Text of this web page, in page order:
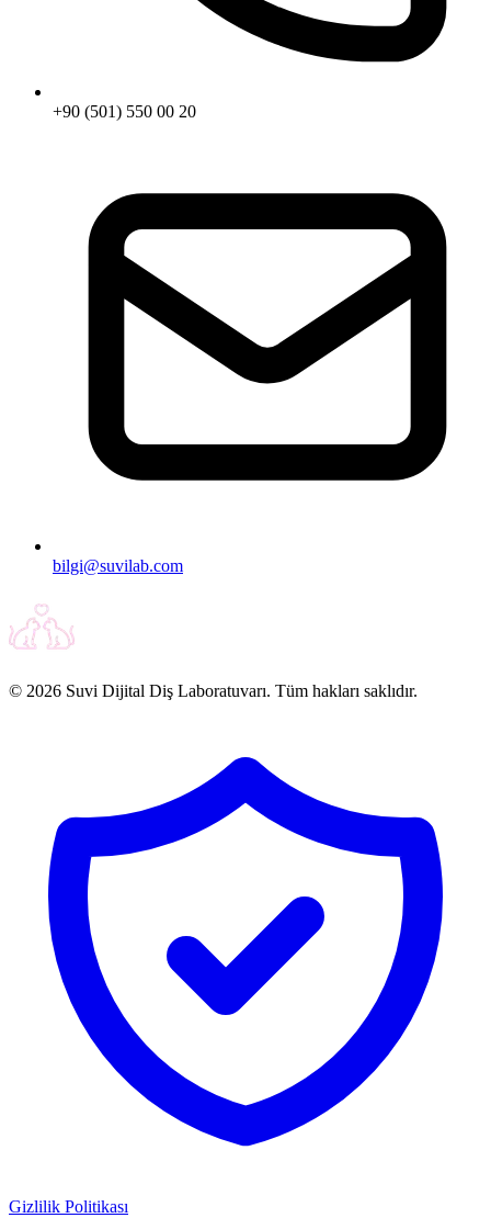
+90 (501) 550 00 20
bilgi@suvilab.com
© 2026 Suvi Dijital Diş Laboratuvarı. Tüm hakları saklıdır.
Gizlilik Politikası